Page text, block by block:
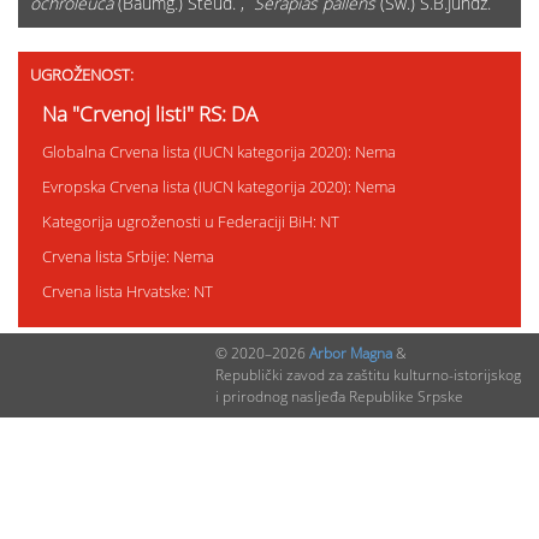
UGROŽENOST:
Na "Crvenoj listi" RS: DA
Globalna Crvena lista (IUCN kategorija 2020): Nema
Evropska Crvena lista (IUCN kategorija 2020): Nema
Kategorija ugroženosti u Federaciji BiH: NT
Crvena lista Srbije: Nema
Crvena lista Hrvatske: NT
Status zaštite u RS: SZ
© 2020–2026 Arbor Magna&
Republički zavod za zaštitu kulturno-istorijskog
i prirodnog nasljeđa Republike Srpske